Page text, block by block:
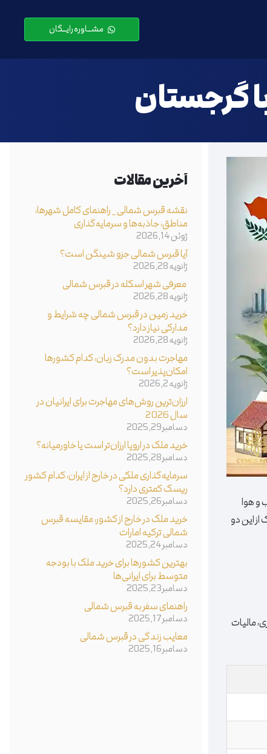
مشـــاوره رایـــگان
گرجستان
و هوا
از این دو
مالیات
آخرین مقالات
نقشه قبرس شمالی _ راهنمای کامل شهرها،
مناطق، جاذبه‌ها و سرمایه‌گذاری
ژوئن 14, 2026
آیا قبرس شمالی جزو شینگن است؟
ژانویه 28, 2026
معرفی شهر اسکله در قبرس شمالی
ژانویه 28, 2026
خرید زمین در قبرس شمالی چه شرایط و
مدارکی نیاز دارد؟
ژانویه 28, 2026
مهاجرت بدون مدرک زبان، کدام کشورها
امکان‌پذیر است؟
ژانویه 2, 2026
ارزان‌ترین روش‌های مهاجرت برای ایرانیان در
سال 2026
دسامبر 29, 2025
خرید ملک در اروپا ارزان‌تر است یا خاورمیانه؟
دسامبر 28, 2025
سرمایه‌گذاری ملکی در خارج از ایران، کدام کشور
ریسک کمتری دارد؟
دسامبر 26, 2025
خرید ملک در خارج از کشور، مقایسه قبرس
شمالی ترکیه امارات
دسامبر 24, 2025
بهترین کشورها برای خرید ملک با بودجه
متوسط برای ایرانی‌ها
دسامبر 23, 2025
راهنمای سفر به قبرس شمالی
دسامبر 17, 2025
معایب زندگی در قبرس شمالی
دسامبر 16, 2025